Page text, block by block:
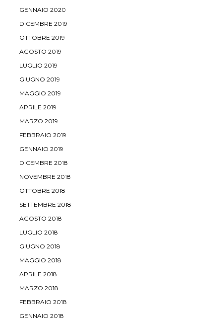
GENNAIO 2020
DICEMBRE 2019
OTTOBRE 2019
AGOSTO 2019
LUGLIO 2019
GIUGNO 2019
MAGGIO 2019
APRILE 2019
MARZO 2019
FEBBRAIO 2019
GENNAIO 2019
DICEMBRE 2018
NOVEMBRE 2018
OTTOBRE 2018
SETTEMBRE 2018
AGOSTO 2018
LUGLIO 2018
GIUGNO 2018
MAGGIO 2018
APRILE 2018
MARZO 2018
FEBBRAIO 2018
GENNAIO 2018